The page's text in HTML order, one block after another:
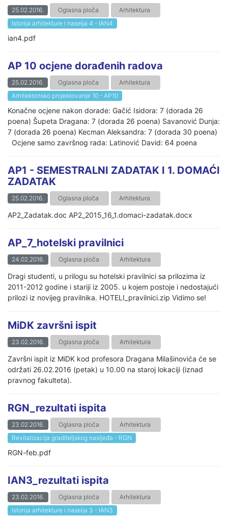
25.02.2016. Oglasna ploča
Arhitektura
Istorija arhitekture i naselja 4 - IAN4
ian4.pdf
AP 10 ocjene dorađenih radova
25.02.2016. Oglasna ploča
Arhitektura
Arhitektonsko projektovanje 10 - AP10
Konačne ocjene nakon dorade: Gačić Isidora: 7 (dorada 26
poena) Šupeta Dragana: 7 (dorada 26 poena) Savanović Dunja:
7 (dorada 26 poena) Kecman Aleksandra: 7 (dorada 30 poena)
Ocjene samo završnog rada: Latinović David: 64 poena
AP1 - SEMESTRALNI ZADATAK I 1. DOMAĆI
ZADATAK
25.02.2016. Oglasna ploča Arhitektura
AP2_Zadatak.doc AP2_2015_16_1.domaci-zadatak.docx
AP_7_hotelski pravilnici
24.02.2016. Oglasna ploča Arhitektura
Dragi studenti, u prilogu su hotelski pravilnici sa prilozima iz
2011-2012 godine i stariji iz 2005. u kojem postoje i nedostajući
prilozi iz novijeg pravilnika. HOTELI_pravilnici.zip Vidimo se!
MiDK završni ispit
23.02.2016. Oglasna ploča Arhitektura
Završni ispit iz MiDK kod profesora Dragana Milašinovića će se
održati 26.02.2016 (petak) u 10.00 na staroj lokaciji (iznad
pravnog fakulteta).
RGN_rezultati ispita
23.02.2016. Oglasna ploča
Arhitektura
Revitalizacija graditeljskog nasljeđa - RGN
RGN-feb.pdf
IAN3_rezultati ispita
23.02.2016. Oglasna ploča
Arhitektura
Istorija arhitekture i naselja 3 - IAN3